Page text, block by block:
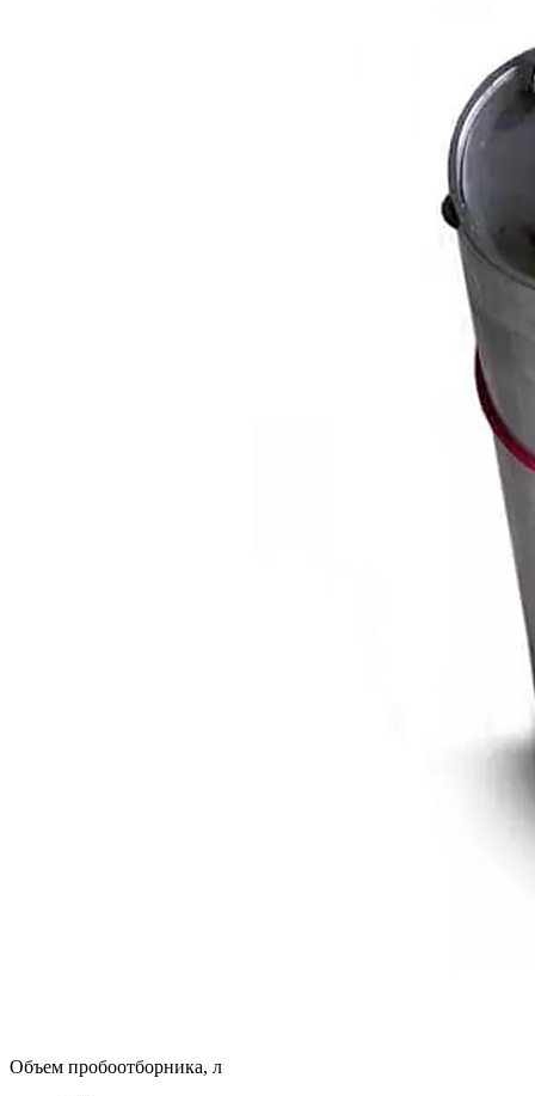
Объем пробоотборника, л